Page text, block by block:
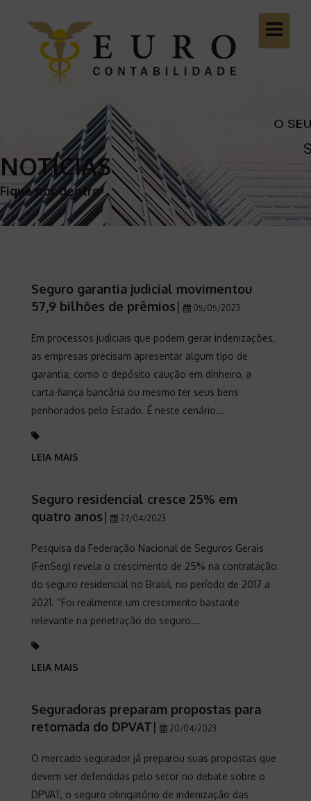
Toggle
NOTÍCIAS
Fique por dentro
Seguro garantia judicial movimentou
57,9 bilhões de prêmios| 05/05/2023
Em processos judiciais que podem gerar indenizações,
as empresas precisam apresentar algum tipo de
garantia, como o depósito caução em dinheiro, a
carta-fiança bancária ou mesmo ter seus bens
penhorados pelo Estado. É neste cenário...
LEIA MAIS
Seguro residencial cresce 25% em
quatro anos| 27/04/2023
Pesquisa da Federação Nacional de Seguros Gerais
(FenSeg) revela o crescimento de 25% na contratação
do seguro residencial no Brasil, no período de 2017 a
2021. “Foi realmente um crescimento bastante
relevante na penetração do seguro...
LEIA MAIS
Seguradoras preparam propostas para
retomada do DPVAT| 20/04/2023
O mercado segurador já preparou suas propostas que
devem ser defendidas pelo setor no debate sobre o
DPVAT, o seguro obrigatório de indenização das